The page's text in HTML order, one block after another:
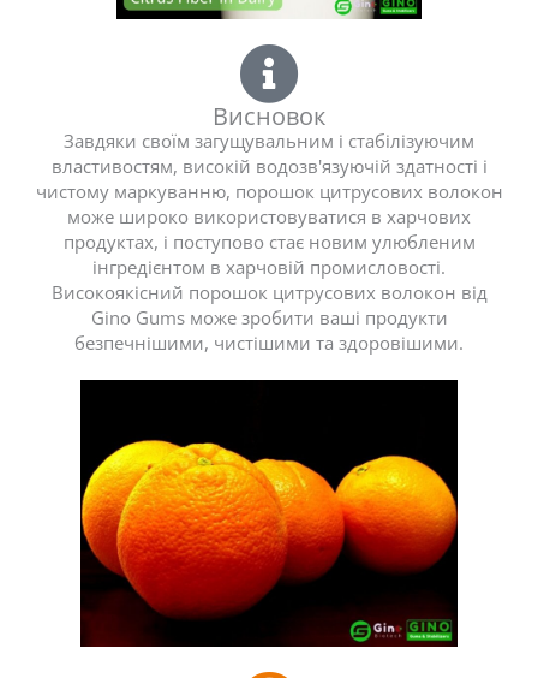
Висновок
Завдяки своїм загущувальним і стабілізуючим
властивостям, високій водозв'язуючій здатності і
чистому маркуванню, порошок цитрусових волокон
може широко використовуватися в харчових
продуктах, і поступово стає новим улюбленим
інгредієнтом в харчовій промисловості.
Високоякісний порошок цитрусових волокон від
Gino Gums може зробити ваші продукти
безпечнішими, чистішими та здоровішими.